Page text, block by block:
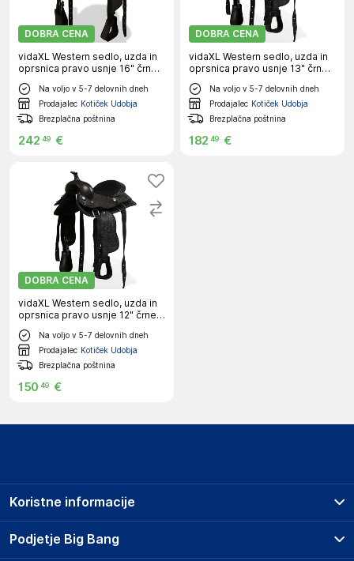
DOBRA CENA
vidaXL Western sedlo, uzda in
oprsnica pravo usnje 16" črne
barve
Na voljo v 5-7 delovnih dneh
Prodajalec Kotiček Udobja
Brezplačna poštnina
242 49 €
DOBRA CENA
vidaXL Western sedlo, uzda in
oprsnica pravo usnje 13" črne
barve
Na voljo v 5-7 delovnih dneh
Prodajalec Kotiček Udobja
Brezplačna poštnina
182 49 €
DOBRA CENA
vidaXL Western sedlo, uzda in
oprsnica pravo usnje 12" črne
barve
Na voljo v 5-7 delovnih dneh
Prodajalec Kotiček Udobja
Brezplačna poštnina
150 49 €
Podjetje Big Bang
Koristne informacije
Prodajna mesta